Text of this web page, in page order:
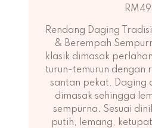
RM
Rendang Daging
& Berempah
klasik dimasak
turun-temurun dengan
santan pekat. Daging
dimasak sehingga
sempurna. Sesuai
putih, lemang,